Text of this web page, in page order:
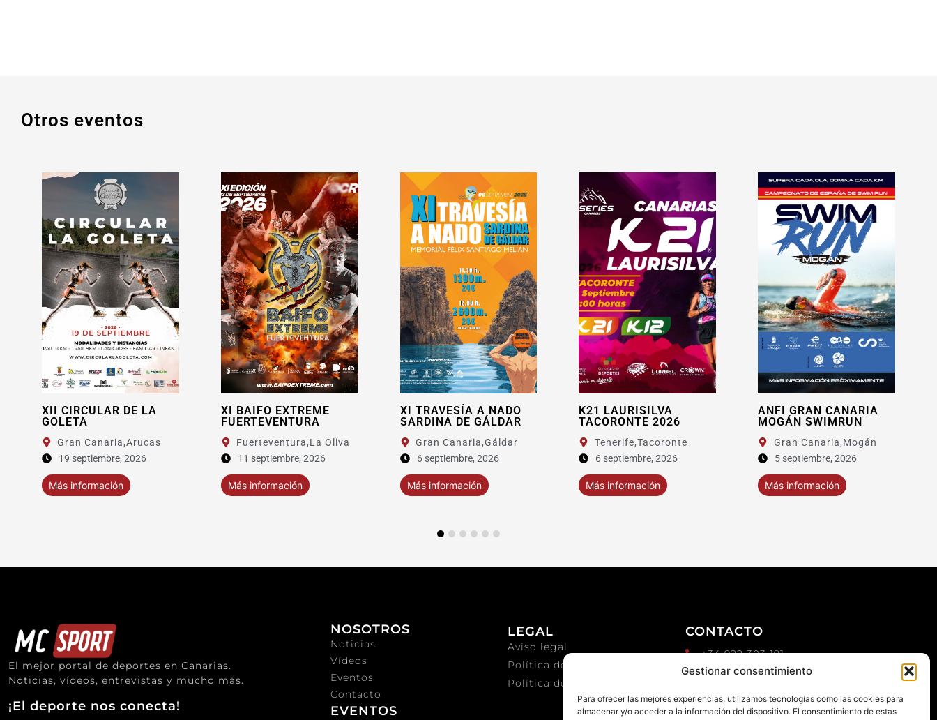
Gestionar consentimiento
Para ofrecer las mejores experiencias, utilizamos tecnologías como las cookies para
almacenar y/o acceder a la información del dispositivo. El consentimiento de estas
Otros eventos
XII CIRCULAR DE LA
GOLETA
Gran Canaria,Arucas
19 septiembre, 2026
Más información
XI BAIFO EXTREME
FUERTEVENTURA
Fuerteventura,La Oliva
11 septiembre, 2026
Más información
XI TRAVESÍA A NADO
SARDINA DE GÁLDAR
Gran Canaria,Gáldar
6 septiembre, 2026
Más información
K21 LAURISILVA
TACORONTE 2026
Tenerife,Tacoronte
6 septiembre, 2026
Más información
ANFI GRAN CANARIA
MOGÁN SWIMRUN
Gran Canaria,Mogán
5 septiembre, 2026
Más información
El mejor portal de deportes en Canarias.
Noticias, vídeos, entrevistas y mucho más.
¡El deporte nos conecta!
NOSOTROS
Noticias
Vídeos
Eventos
Contacto
EVENTOS
LEGAL
Aviso legal
Política de privacidad
Política de cookies
CONTACTO
+34 922 303 191
+34 651 786 532
Trabaja con nosotros